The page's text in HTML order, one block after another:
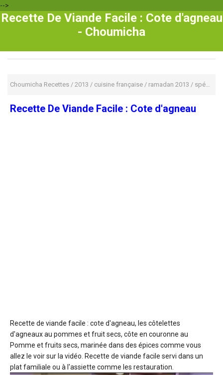
-->
Recette De Viande Facile : Cote d'agneau
- Choumicha
Choumicha Recettes / 2013 / cuisine française / ramadan 2013 / spécialité marocaine
Recette De Viande Facile : Cote d'agneau
Recette de viande facile : cote d'agneau, les côtelettes
d'agneauxau pommes et fruit secs, côte en couronne au
Pomme et fruits secs, marinée dans des épices comme vous
allez le voir sur la vidéo. Recette de viande facile servi dans un
plat familiale ou à l'assiette comme les restauration.